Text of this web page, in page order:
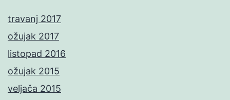
travanj 2017
ožujak 2017
listopad 2016
ožujak 2015
veljača 2015